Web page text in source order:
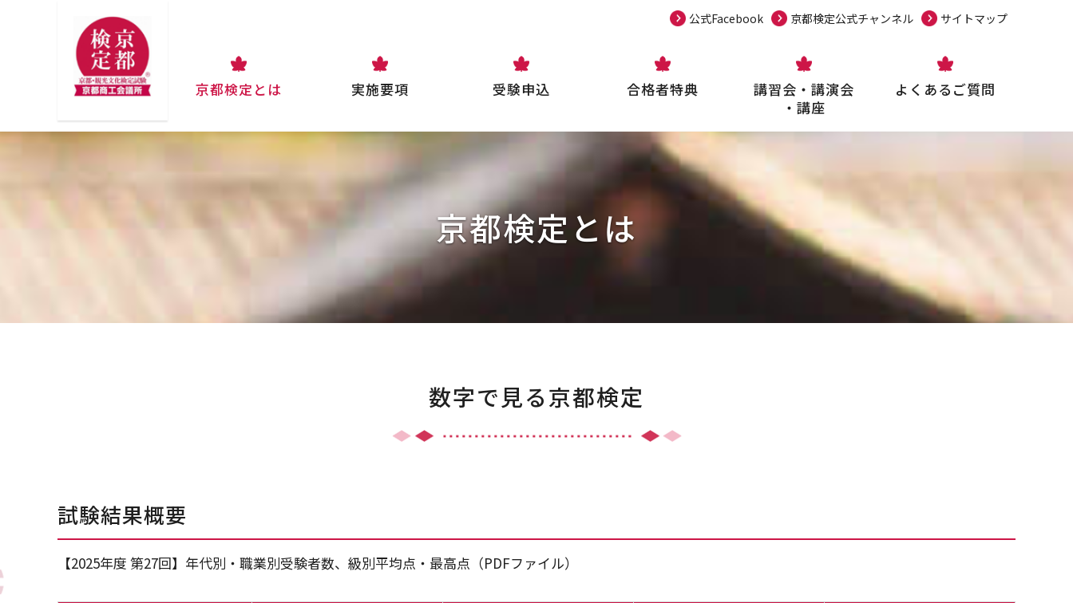
京都検定とは
数字で見る京都検定
10分で楽しく学ぶ！京都検定
受験のきっかけ
受験級の目安
勉強方法
テキストブック
メールマガジン
実施要項
7月 12月
受験申込
7月受験申込（個人）
12月受験申込（個人）
団体受験申込
小学生親子受験割引制度
合格者特典
施設優待 表彰・特典
講習会・講演会
・講座
講習会・講演会・講座トップ
京都検定講演会
試験対策講習会
特別講演会
講師紹介
京都検定支援講座のご案内
よくあるご質問
公式Facebook 京都検定公式チャンネル サイトマップ
京都検定とは
数字で見る京都検定
試験結果概要
【2025年度 第27回】年代別・職業別受験者数、級別平均点・最高点（PDFファイル）